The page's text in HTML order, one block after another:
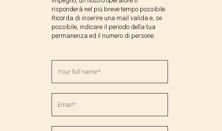
risponderà nel più breve tempo possibile.
Ricorda di inserire una mail valida e, se
possibile, indicare il periodo della tua
permanenza ed il numero di persone.